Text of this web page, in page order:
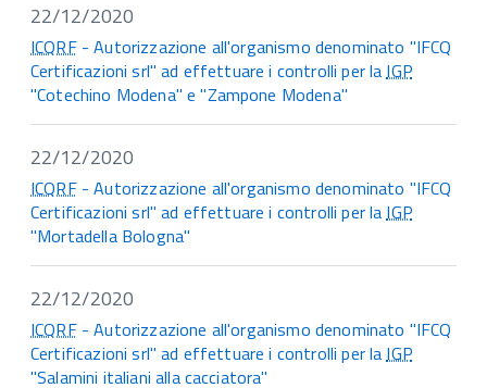
22/12/2020
ICQRF- Autorizzazione all'organismo denominato "IFCQ
Certificazioni srl" ad effettuare i controlli per laIGP
"Cotechino Modena" e "Zampone Modena"
22/12/2020
ICQRF- Autorizzazione all'organismo denominato "IFCQ
Certificazioni srl" ad effettuare i controlli per laIGP
"Mortadella Bologna"
22/12/2020
ICQRF- Autorizzazione all'organismo denominato "IFCQ
Certificazioni srl" ad effettuare i controlli per laIGP
"Salamini italiani alla cacciatora"